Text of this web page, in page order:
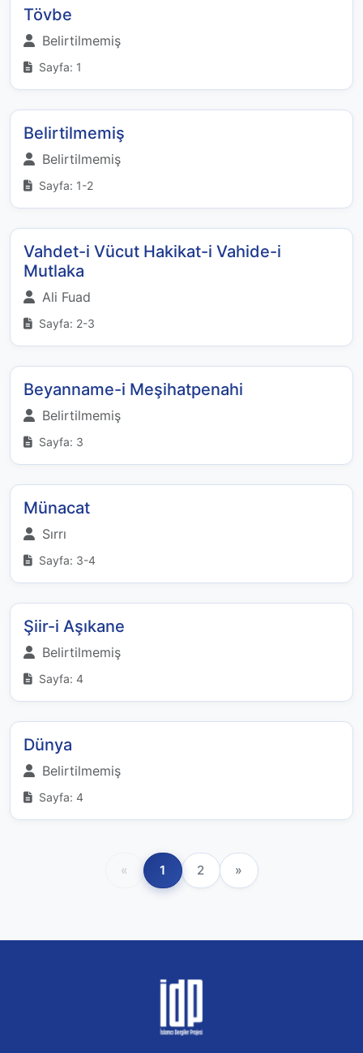
Tövbe
Belirtilmemiş
Sayfa: 1
Belirtilmemiş
Belirtilmemiş
Sayfa: 1-2
Vahdet-i Vücut Hakikat-i Vahide-i
Mutlaka
Ali Fuad
Sayfa: 2-3
Beyanname-i Meşihatpenahi
Belirtilmemiş
Sayfa: 3
Münacat
Sırrı
Sayfa: 3-4
Şiir-i Aşıkane
Belirtilmemiş
Sayfa: 4
Dünya
Belirtilmemiş
Sayfa: 4
« 1 2 »